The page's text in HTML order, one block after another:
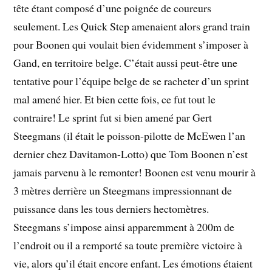
tête étant composé d’une poignée de coureurs
seulement. Les Quick Step amenaient alors grand train
pour Boonen qui voulait bien évidemment s’imposer à
Gand, en territoire belge. C’était aussi peut-être une
tentative pour l’équipe belge de se racheter d’un sprint
mal amené hier. Et bien cette fois, ce fut tout le
contraire! Le sprint fut si bien amené par Gert
Steegmans (il était le poisson-pilotte de McEwen l’an
dernier chez Davitamon-Lotto) que Tom Boonen n’est
jamais parvenu à le remonter! Boonen est venu mourir à
3 mètres derrière un Steegmans impressionnant de
puissance dans les tous derniers hectomètres.
Steegmans s’impose ainsi apparemment à 200m de
l’endroit ou il a remporté sa toute première victoire à
vie, alors qu’il était encore enfant. Les émotions étaient